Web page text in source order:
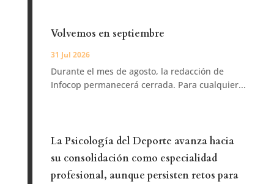
Volvemos en septiembre
31 Jul 2026
Durante el mes de agosto, la redacción de
Infocop permanecerá cerrada. Para cualquier...
La Psicología del Deporte avanza hacia
su consolidación como especialidad
profesional, aunque persisten retos para